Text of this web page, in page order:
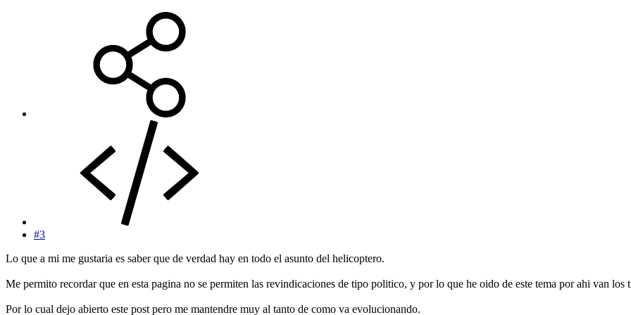
#3
Lo que a mi me gustaria es saber que de verdad hay en todo el asunto del helicoptero.
Me permito recordar que en esta pagina no se permiten las revindicaciones de tipo politico, y por lo que he oido de este tema por ahi van los
Por lo cual dejo abierto este post pero me mantendre muy al tanto de como va evolucionando.